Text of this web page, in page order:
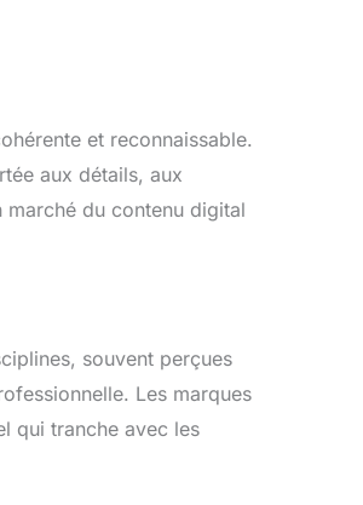
et reconnaissable.
aux détails, aux
du contenu digital
souvent perçues
Les marques
qui tranche avec les